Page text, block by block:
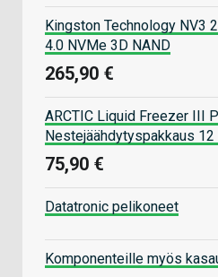
Kingston Technology NV3
4.0 NVMe 3D NAND
265,90 €
ARCTIC Liquid Freezer III
Nestejäähdytyspakkaus
75,90 €
Datatronic pelikoneet
Komponenteille myös